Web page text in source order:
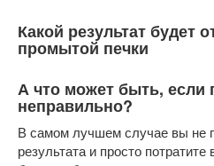
Какой результат будет
промытой печки
А что может быть, если
неправильно?
В самом лучшем случае вы не
результата и просто